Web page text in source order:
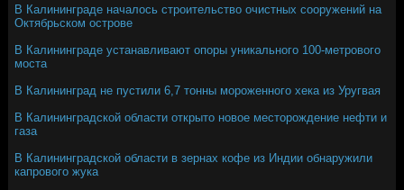
В Калининграде началось строительство очистных сооружений на
Октябрьском острове
В Калининграде устанавливают опоры уникального 100-метрового
моста
В Калининград не пустили 6,7 тонны мороженного хека из Уругвая
В Калининградской области открыто новое месторождение нефти и
газа
В Калининградской области в зернах кофе из Индии обнаружили
капрового жука